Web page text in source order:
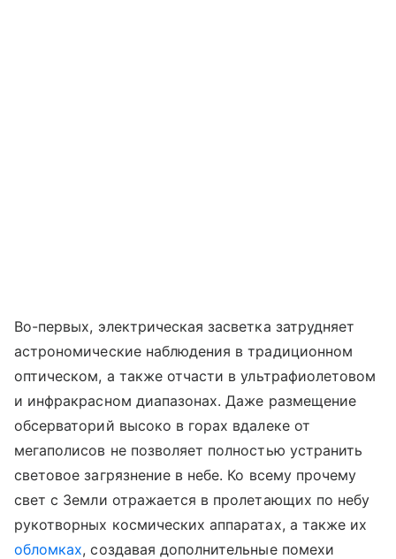
Во-первых, электрическая засветка затрудняет
астрономические наблюдения в традиционном
оптическом, а также отчасти в ультрафиолетовом
и инфракрасном диапазонах. Даже размещение
обсерваторий высоко в горах вдалеке от
мегаполисов не позволяет полностью устранить
световое загрязнение в небе. Ко всему прочему
свет с Земли отражается в пролетающих по небу
рукотворных космических аппаратах, а также их
обломках, создавая дополнительные помехи